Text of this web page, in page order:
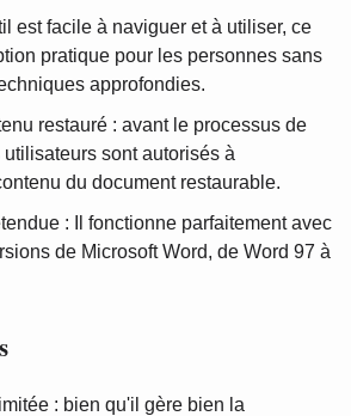
est facile à naviguer et à utiliser, ce
pratique pour les personnes sans
approfondies.
restauré : avant le processus de
sont autorisés à
du document restaurable.
: Il fonctionne parfaitement avec
de Microsoft Word, de Word 97 à
: bien qu'il gère bien la